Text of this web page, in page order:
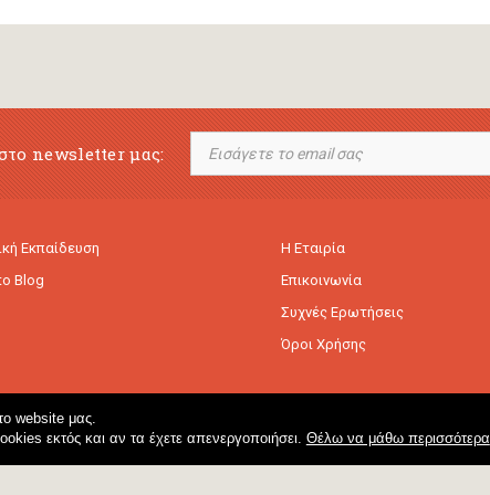
website μας.
εκτός και αν τα έχετε απενεργοποιήσει. Θέλω να μάθω περισσότερα
newsletter μας:
Εκπαίδευση
Blog
Η Εταιρία
Επικοινωνία
Συχνές Ερωτήσεις
Όροι Χρήσης